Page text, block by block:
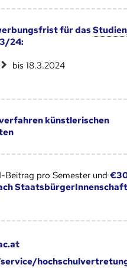
für das
24:
bis 18.3.2024
künstlerischen
Beitrag pro Semester und